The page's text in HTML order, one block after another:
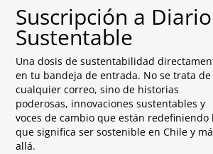
Suscripción a Diario
Sustentable
Una dosis de sustentabilidad
en tu bandeja de entrada. No se trata de
cualquier correo, sino de historias
poderosas, innovaciones sustentables y
voces de cambio que están redefiniendo
que significa ser sostenible en Chile y
allá.